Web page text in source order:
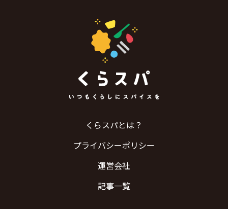
くらスパとは？
プライバシーポリシー
運営会社
記事一覧